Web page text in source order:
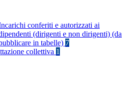
conferiti e autorizzati ai
(dirigenti e non dirigenti) (da
in tabelle) 7
collettiva 1